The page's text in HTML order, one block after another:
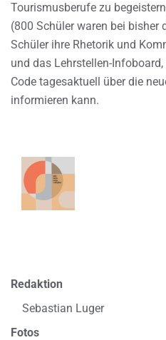
Tourismusberufe zu
(800 Schüler waren bei bisher
Schüler ihre Rhetorik und
und das Lehrstellen-
Code tagesaktuell über die
informieren kann.
Redaktion
Sebastian Luger
Fotos